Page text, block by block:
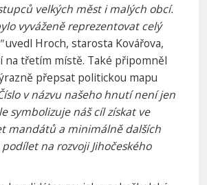
velkých měst i malých obcí.
vyváženě reprezentovat celý
uvedl Hroch, starosta Kovářova,
na třetím místě. Také připomněl
přepsat politickou mapu
v názvu našeho hnutí není jen
symbolizuje náš cíl získat ve
mandátů a minimálně dalších
na rozvoji Jihočeského